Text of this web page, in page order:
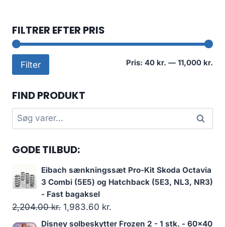
FILTRER EFTER PRIS
Filter Pris: 40 kr. — 11,000 kr.
FIND PRODUKT
Søg
efter:
Søg
GODE TILBUD:
Eibach sænkningssæt Pro-Kit Skoda Octavia
3 Combi (5E5) og Hatchback (5E3, NL3, NR3)
- Fast bagaksel
2,204.00kr. Den
oprindelige
1,983.60 kr.
aktuelle
Disney solbeskytter Frozen 2 - 1 stk. - 60x40